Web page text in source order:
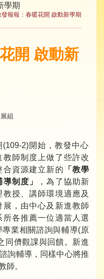
學期
發報報：春暖花開 啟動新學期
開 啟動新
組
(109-2)開始，教發中心
教師制度上做了些許改
合資源建立新的 「教學
制度」
，為了協助新
教授、講師環境適應及
展，由中心及新進教師
所各推薦一位適當人選
業相關諮詢與輔導(原
同儕觀課與回饋。新進
詢輔導，同樣中心將推
師。